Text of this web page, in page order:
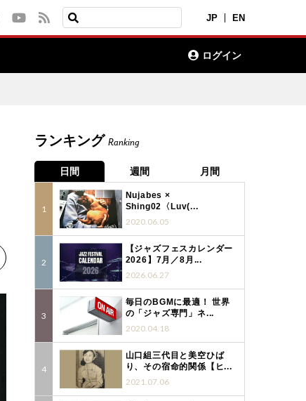
JP EN
ログイン
ランキング Ranking
日間 週間 月間
Nujabes ×
Shing02〈Luv(...
2020.06.05
【ジャズフェスカレンダー
2026】7月／8月...
2026.06.27
毎日のBGMに最適！ 世界
の「ジャズ専門」ネ...
2020.04.18
山口組三代目と美空ひば
り、その宿命的関係【ヒ...
2021.07.06